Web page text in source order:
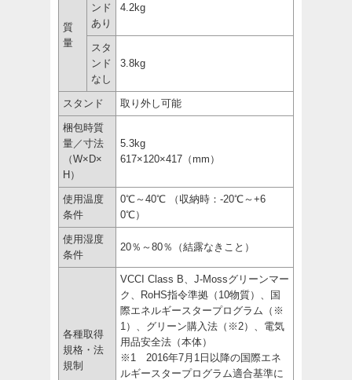
質
量
ンド
あり
4.2kg
スタ
ンド
なし
3.8kg
スタンド 取り外し可能
梱包時質
量／寸法
（W×D×
H）
5.3kg
617×120×417（mm）
使用温度
条件
0℃～40℃ （収納時：-20℃～+6
0℃）
使用湿度
条件
20％～80％（結露なきこと）
各種取得
規格・法
規制
VCCI Class B、J-Mossグリーンマー
ク、RoHS指令準拠（10物質）、国
際エネルギースタープログラム（※
1）、グリーン購入法（※2）、電気
用品安全法（本体）
※1 2016年7月1日以降の国際エネ
ルギースタープログラム適合基準に